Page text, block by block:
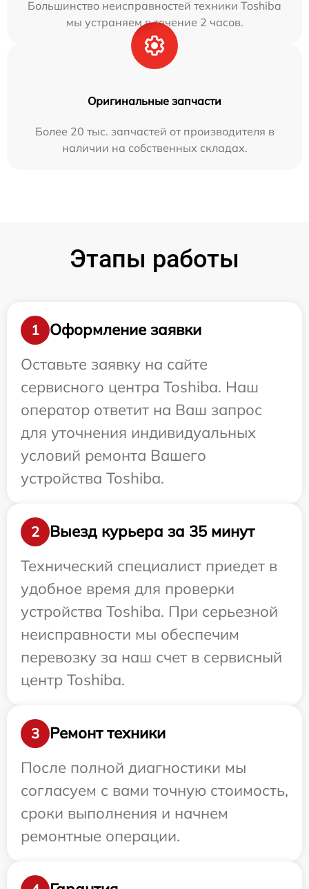
Большинство неисправностей техники Toshiba
мы устраняем в течение 2 часов.
Оригинальные запчасти
Более 20 тыс. запчастей от производителя в
наличии на собственных складах.
Этапы работы
1
Оформление заявки
Оставьте заявку на сайте
сервисного центра Toshiba. Наш
оператор ответит на Ваш запрос
для уточнения индивидуальных
условий ремонта Вашего
устройства Toshiba.
2
Выезд курьера за 35 минут
Технический специалист приедет в
удобное время для проверки
устройства Toshiba. При серьезной
неисправности мы обеспечим
перевозку за наш счет в сервисный
центр Toshiba.
3
Ремонт техники
После полной диагностики мы
согласуем с вами точную стоимость,
сроки выполнения и начнем
ремонтные операции.